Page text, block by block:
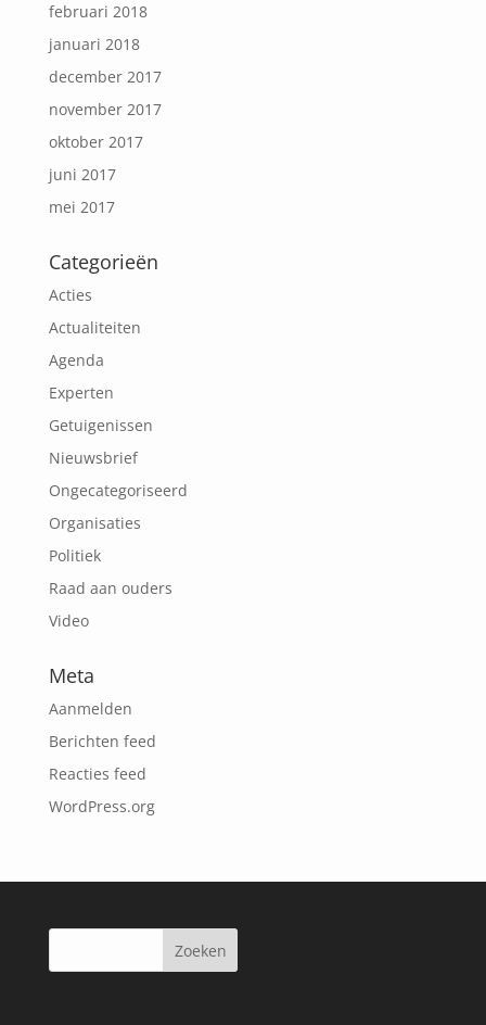
februari 2018
januari 2018
december 2017
november 2017
oktober 2017
juni 2017
mei 2017
Categorieën
Acties
Actualiteiten
Agenda
Experten
Getuigenissen
Nieuwsbrief
Ongecategoriseerd
Organisaties
Politiek
Raad aan ouders
Video
Meta
Aanmelden
Berichten feed
Reacties feed
WordPress.org